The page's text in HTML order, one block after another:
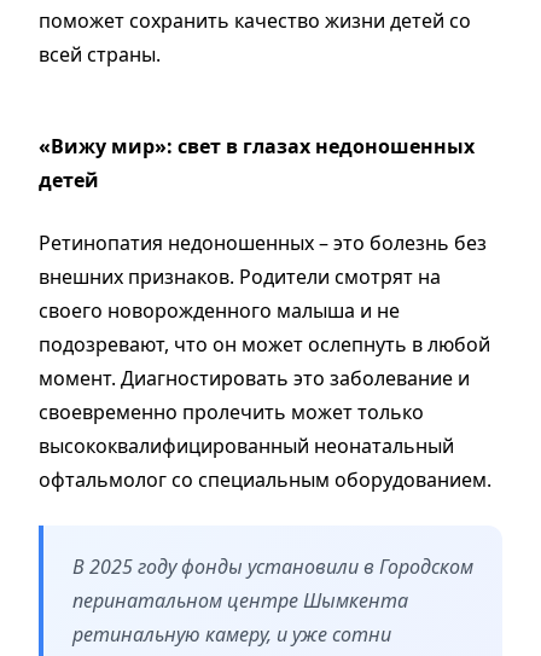
поможет сохранить качество жизни детей со
всей страны.
«Вижу мир»: свет в глазах недоношенных
детей
Ретинопатия недоношенных – это болезнь без
внешних признаков. Родители смотрят на
своего новорожденного малыша и не
подозревают, что он может ослепнуть в любой
момент. Диагностировать это заболевание и
своевременно пролечить может только
высококвалифицированный неонатальный
офтальмолог со специальным оборудованием.
В 2025 году фонды установили в Городском
перинатальном центре Шымкента
ретинальную камеру, и уже сотни